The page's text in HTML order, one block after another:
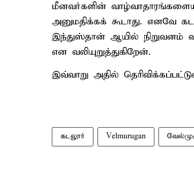
மீனவர்களின்
அனுமதிக்கக் கூடாது.
இந்துஸ்தான் ஆயில் நிறுவனம்
என வலியுறுத்துகிறேன்.
இவ்வாறு அதில்
கடலூர் Velmurugan